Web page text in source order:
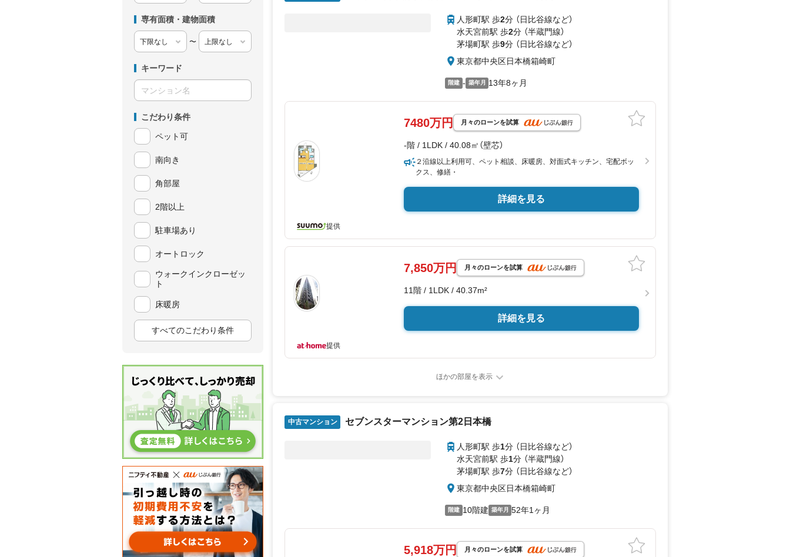
専有面積・建物面積
〜
キーワード
こだわり条件
ペット可
南向き
角部屋
2階以上
駐車場あり
オートロック
ウォークインクローゼッ
ト
床暖房
すべてのこだわり条件
人形町駅 歩2分 （日比谷線など）
水天宮前駅 歩2分 （半蔵門線）
茅場町駅 歩9分 （日比谷線など）
東京都中央区日本橋箱崎町
階建 - 築年月 13年8ヶ月
7480万円 月々のローンを試算
-階 / 1LDK / 40.08㎡（壁芯）
２沿線以上利用可、ペット相談、床暖房、対面式キッチン、宅配ボッ
クス、修繕・
詳細を見る
提供
7,850万円 月々のローンを試算
11階 / 1LDK / 40.37m²
詳細を見る
提供
ほかの部屋を表示
中古マンション セブンスターマンション第2日本橋
人形町駅 歩1分 （日比谷線など）
水天宮前駅 歩1分 （半蔵門線）
茅場町駅 歩7分 （日比谷線など）
東京都中央区日本橋箱崎町
階建 10階建 築年月 52年1ヶ月
5,918万円 月々のローンを試算